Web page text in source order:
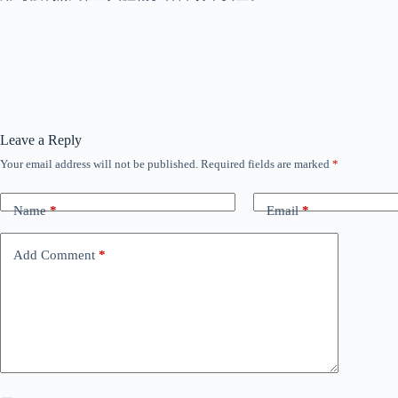
Leave a Reply
Your email address will not be published. Required fields are marked *
Name* Email*
Add Comment *